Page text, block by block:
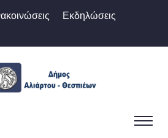
Εκδηλώσεις